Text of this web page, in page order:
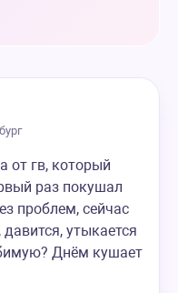
от гв, который
раз покушал
проблем, сейчас
утыкается
Днём кушает